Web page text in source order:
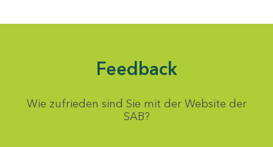
Feedback
Wie zufrieden sind Sie mit der Website der
SAB?